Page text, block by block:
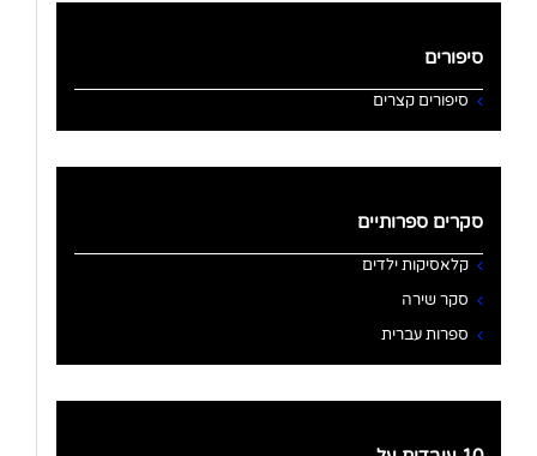
סיפורים
סיפורים קצרים
סקרים ספרותיים
קלאסיקות ילדים
סקר שירה
ספרות עברית